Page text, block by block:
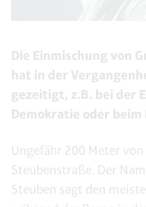
Die Einmischung von
hat in der
gezeitigt, z.B. bei der
Demokratie oder
Ungefähr 200 Meter
Steubenstraße. Der
Steuben sagt den